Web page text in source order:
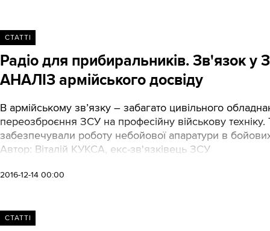
СТАТТІ
Радіо для прибиральників. Зв'язок у
АНАЛІЗ армійського досвіду
В армійському зв’язку – забагато цивільного
переозброєння ЗСУ на професійну військову
забезпечували роботу небойової апаратури в
Автор: Віталій КУКСА, екс-зв'язківець ЗСУ
2016-12-14 00:00
СТАТТІ